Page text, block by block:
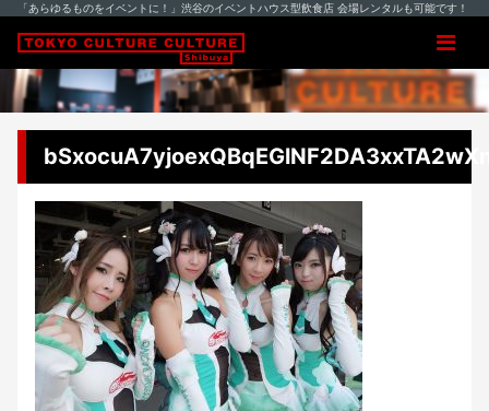
「あらゆるものをイベントに！」渋谷のイベントハウス型飲食店 会場レンタルも可能です！